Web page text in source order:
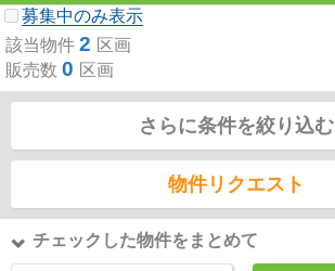
募集中のみ表示
該当物件 2 区画
販売数 0 区画
さらに条件を絞り込む
物件リクエスト
チェックした物件をまとめて